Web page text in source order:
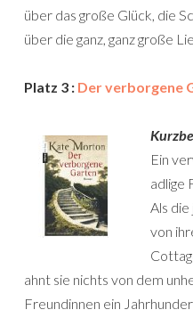
über das große Glück, die
über die ganz, ganz große
Platz 3 : Der verborgene
Ein
adlige
Als die
von
ahnt sie nichts von dem
Freundinnen ein